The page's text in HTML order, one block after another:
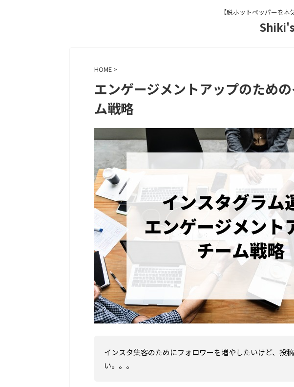
【脱ホットペッパーを
Shiki's
HOME >
エンゲージメントアップのため
ム戦略
インスタ集客のためにフォロワーを増やしたいけど、投
い。。。